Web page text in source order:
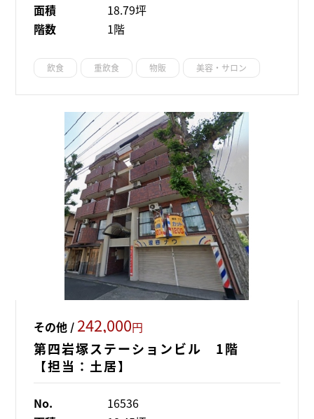
面積
18.79坪
階数
1階
飲食 重飲食 物販 美容・サロン
その他 / 242,000円
第四岩塚ステーションビル 1階
【担当：土居】
No.
16536